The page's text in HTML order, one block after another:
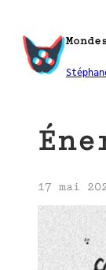
contenu
17 mai